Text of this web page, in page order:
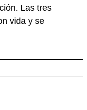
Las tres
vida y se